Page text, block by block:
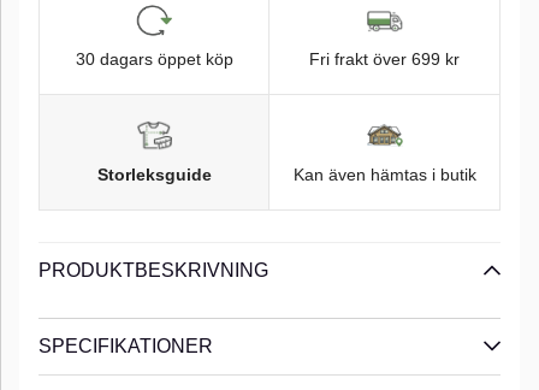
30 dagars öppet köp Fri frakt över 699 kr
Storleksguide Kan även hämtas i butik
PRODUKTBESKRIVNING
SPECIFIKATIONER